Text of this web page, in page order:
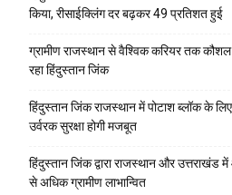
किया, रीसाईक्लिंग दर बढ़कर 49 प्रतिशत हुई
ग्रामीण राजस्थान से वैश्विक करियर तक कौशल
रहा हिंदुस्तान जिंक
हिंदुस्तान जिंक राजस्थान में पोटाश ब्लॉक के
उर्वरक सुरक्षा होगी मजबूत
हिंदुस्तान जिंक द्वारा राजस्थान और उत्तराखंड
से अधिक ग्रामीण लाभान्वित